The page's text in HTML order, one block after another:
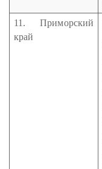
11. Приморский
край